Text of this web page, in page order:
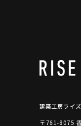
建築工房ライ
〒761-8075